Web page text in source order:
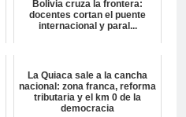
Bolivia cruza la frontera:
docentes cortan el puente
internacional y paral...
La Quiaca sale a la cancha
nacional: zona franca, reforma
tributaria y el km 0 de la
democracia